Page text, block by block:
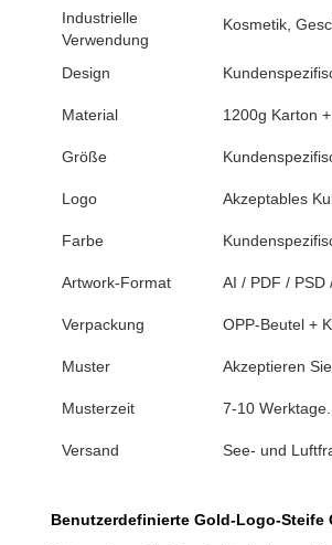
Industrielle
Verwendung
Kosmetik,
Design
Material 1200g Karton
Größe
Logo Akzeptables
Farbe
Artwork-Format AI / PDF / PSD
Verpackung OPP-Beutel +
Muster Akzeptieren
Musterzeit 7-10 Werktage.
Versand See- und
Benutzerdefinierte Gold-Logo-